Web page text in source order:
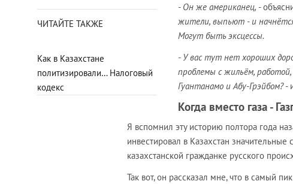
ЧИТАЙТЕ ТАКЖЕ
Как в Казахстане
политизировали… Налоговый
кодекс
- Он же американец, -
жители, выпьют - и
Могут быть эксцессы.
- У вас тут нет хороших
проблемы с жильём,
Гуантанамо и Абу-Грэйбом?-
Когда вместо газа -
Я вспомнил эту историю полтора года
инвестировал в Казахстан
казахстанской гражданке русского
Так вот, он рассказал мне, что в самый